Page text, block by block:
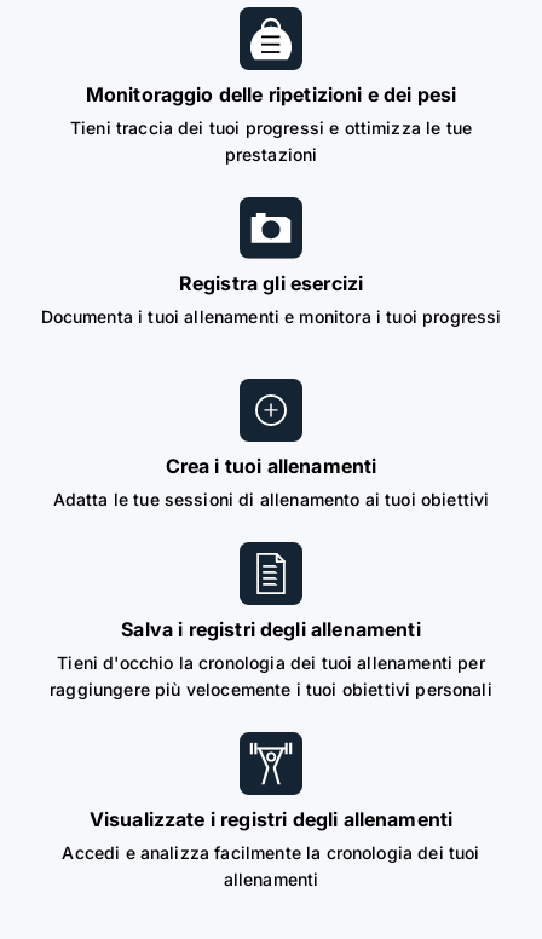
Monitoraggio delle ripetizioni e dei pesi
Tieni traccia dei tuoi progressi e ottimizza le tue
prestazioni
Registra gli esercizi
Documenta i tuoi allenamenti e monitora i tuoi progressi
Crea i tuoi allenamenti
Adatta le tue sessioni di allenamento ai tuoi obiettivi
Salva i registri degli allenamenti
Tieni d'occhio la cronologia dei tuoi allenamenti per
raggiungere più velocemente i tuoi obiettivi personali
Visualizzate i registri degli allenamenti
Accedi e analizza facilmente la cronologia dei tuoi
allenamenti